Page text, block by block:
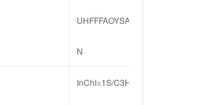
UHFFFAOYSA-
N
InChI=1S/C3H8NO5P/c5-